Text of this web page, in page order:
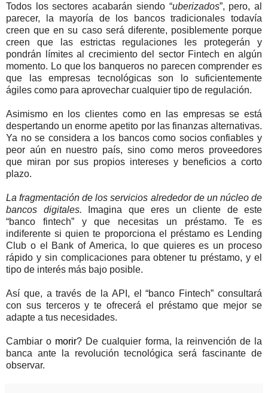
Todos los sectores acabarán siendo “uberizados”, pero, al
parecer, la mayoría de los bancos tradicionales todavía
creen que en su caso será diferente, posiblemente porque
creen que las estrictas regulaciones les protegerán y
pondrán límites al crecimiento del sector Fintech en algún
momento. Lo que los banqueros no parecen comprender es
que las empresas tecnológicas son lo suficientemente
ágiles como para aprovechar cualquier tipo de regulación.
Asimismo en los clientes como en las empresas se está
despertando un enorme apetito por las finanzas alternativas.
Ya no se considera a los bancos como socios confiables y
peor aún en nuestro país, sino como meros proveedores
que miran por sus propios intereses y beneficios a corto
plazo.
La fragmentación de los servicios alrededor de un núcleo de
bancos digitales.
Imagina que eres un cliente de este
“banco fintech” y que necesitas un préstamo. Te es
indiferente si quien te proporciona el préstamo es Lending
Club o el Bank of America, lo que quieres es un proceso
rápido y sin complicaciones para obtener tu préstamo, y el
tipo de interés más bajo posible.
Así que, a través de la API, el “banco Fintech” consultará
con sus terceros y te ofrecerá el préstamo que mejor se
adapte a tus necesidades.
Cambiar o morir? De cualquier forma, la reinvención de la
banca ante la revolución tecnológica será fascinante de
observar.